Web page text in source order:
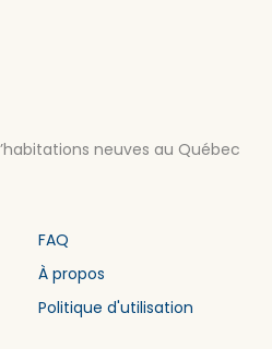
neuves au Québec
FAQ
À propos
Politique d'utilisation